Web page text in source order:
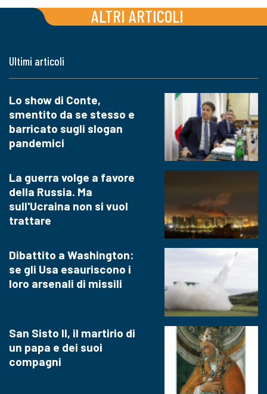
ALTRI ARTICOLI
Ultimi articoli
Lo show di Conte,
smentito da se stesso e
barricato sugli slogan
pandemici
La guerra volge a favore
della Russia. Ma
sull'Ucraina non si vuol
trattare
Dibattito a Washington:
se gli Usa esauriscono i
loro arsenali di missili
San Sisto II, il martirio di
un papa e dei suoi
compagni